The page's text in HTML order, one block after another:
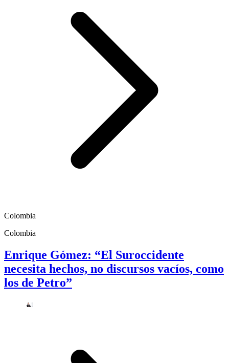
Colombia
Colombia
Enrique Gómez: “El Suroccidente
necesita hechos, no discursos vacíos, como
los de Petro”